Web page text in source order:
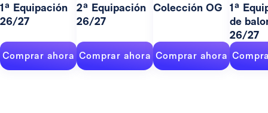
1ª Equipación
26/27
Comprar ahora
2ª Equipación
26/27
Comprar ahora
Colección OG
Comprar ahora
1ª
de
26/27